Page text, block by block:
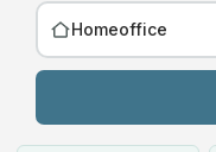
Homeoffice